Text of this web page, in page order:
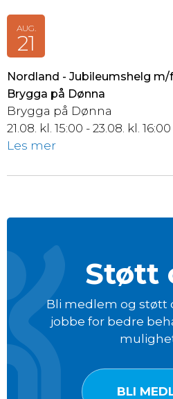
AUG.
21
Nordland - Jubileumshelg m/
Brygga på Dønna
Brygga på Dønna
21.08. kl. 15:00 - 23.08. kl. 16:00
Les mer
Støtt
Bli medlem og støtt
jobbe for bedre
BLI